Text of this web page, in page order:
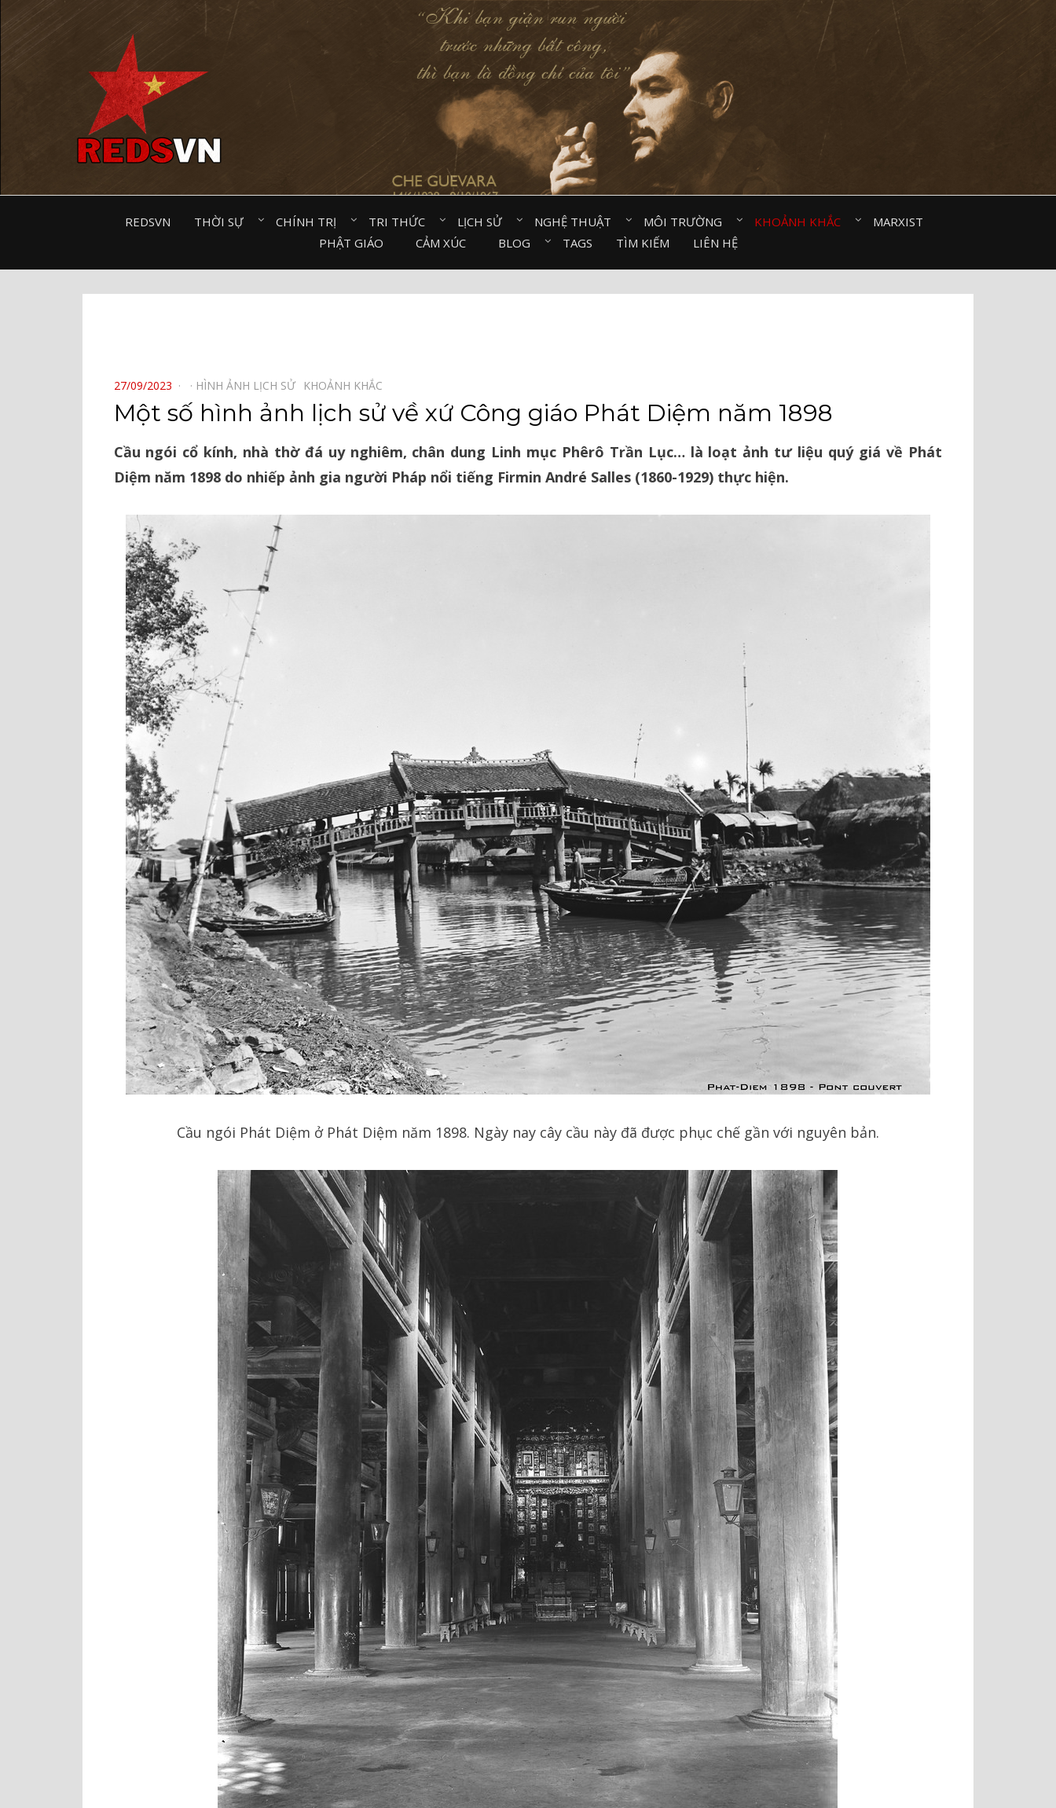
REDSVN THỜI SỰ⠀ CHÍNH TRỊ⠀ TRI THỨC⠀ LỊCH SỬ⠀ NGHỆ THUẬT⠀ MÔI TRƯỜNG⠀ KHOẢNH KHẮC⠀
MARXIST⠀
PHẬT GIÁO⠀
CẢM XÚC⠀ BLOG⠀ TAGS TÌM KIẾM LIÊN HỆ
POSTED
ON
27/09/2023 HÌNH ẢNH LỊCH SỬ⠀ KHOẢNH KHẮC⠀
Một số hình ảnh lịch sử về xứ Công giáo Phát Diệm năm 1898
Cầu ngói cổ kính, nhà thờ đá uy nghiêm, chân dung Linh mục Phêrô Trần Lục… là loạt ảnh tư liệu quý giá về Phát
Diệm năm 1898 do nhiếp ảnh gia người Pháp nổi tiếng Firmin André Salles (1860-1929) thực hiện.
Cầu ngói Phát Diệm ở Phát Diệm năm 1898. Ngày nay cây cầu này đã được phục chế gần với nguyên bản.